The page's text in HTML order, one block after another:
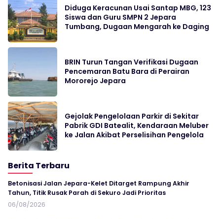
Diduga Keracunan Usai Santap MBG, 123
Siswa dan Guru SMPN 2 Jepara
Tumbang, Dugaan Mengarah ke Daging
BRIN Turun Tangan Verifikasi Dugaan
Pencemaran Batu Bara di Perairan
Mororejo Jepara
Gejolak Pengelolaan Parkir di Sekitar
Pabrik GDI Batealit, Kendaraan Meluber
ke Jalan Akibat Perselisihan Pengelola
Berita Terbaru
Betonisasi Jalan Jepara-Kelet Ditarget Rampung Akhir
Tahun, Titik Rusak Parah di Sekuro Jadi Prioritas
06/08/2026